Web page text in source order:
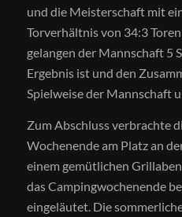
und die Meisterschaft mit
Torverhältnis von 34:3
gelangen der Mannschaft 5
Ergebnis ist und den
Spielweise der Mannschaft
Zum Abschluss verbrachte
Wochenende am Platz an
einem gemütlichen
das Campingwochenende
eingeläutet. Die